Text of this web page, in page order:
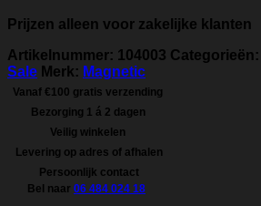
Prijzen alleen voor zakelijke klanten
Artikelnummer: 104003 Categorieën:
Sale Merk: Magnetic
Vanaf €100 gratis verzending
Bezorging 1 á 2 dagen
Veilig winkelen
Levering op adres of afhalen
Persoonlijk contact
Bel naar 06 484 024 18